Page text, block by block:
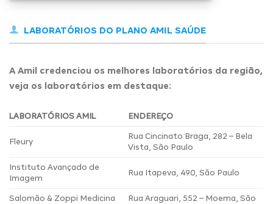
LABORATÓRIOS DO PLANO AMIL SAÚDE
A Amil credenciou os melhores laboratórios da região,
veja os laboratórios em destaque:
LABORATÓRIOS AMIL ENDEREÇO
Fleury
Rua Cincinato Braga, 282 – Bela
Vista, São Paulo
Instituto Avançado de
Imagem
Rua Itapeva, 490, São Paulo
Salomão & Zoppi Medicina
Rua Araguari, 552 – Moema, São